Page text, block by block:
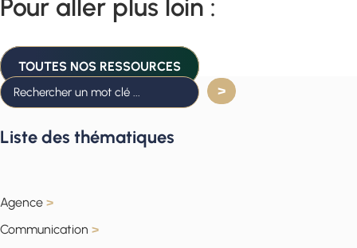
Pour aller plus loin :
TOUTES NOS RESSOURCES
Liste des thématiques
Agence >
Communication >